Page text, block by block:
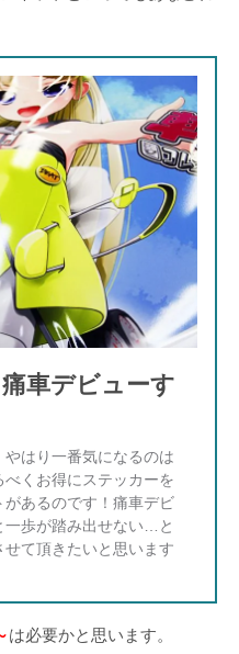
車デビューす
はり一番気になるのは
くお得にステッカーを
あるのです！痛車デビ
一歩が踏み出せない…と
て頂きたいと思います
は必要かと思います。